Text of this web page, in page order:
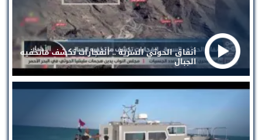
أنفاق الحوثي السرية .. انفجارات تكشف ماتخفيه
الجبال